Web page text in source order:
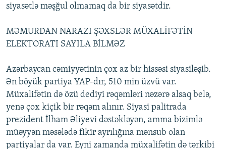
siyasətlə məşğul olmamaq da bir siyasətdir.
MƏMURDAN NARAZI ŞƏXSLƏR MÜXALİFƏTİN
ELEKTORATI SAYILA BİLMƏZ
Azərbaycan cəmiyyətinin çox az bir hissəsi siyasiləşib.
Ən böyük partiya YAP-dır, 510 min üzvü var.
Müxalifətin də özü dediyi rəqəmləri nəzərə alsaq belə,
yenə çox kiçik bir rəqəm alınır. Siyasi palitrada
prezident İlham Əliyevi dəstəkləyən, amma bizimlə
müəyyən məsələdə fikir ayrılığına mənsub olan
partiyalar da var. Eyni zamanda müxalifətin də tərkibi